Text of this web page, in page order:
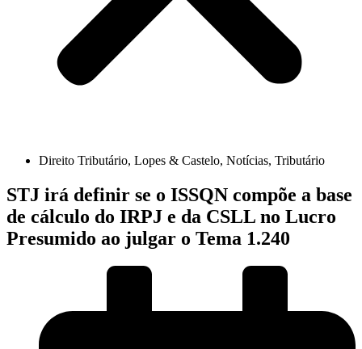
Direito Tributário, Lopes & Castelo, Notícias, Tributário
STJ irá definir se o ISSQN compõe a base
de cálculo do IRPJ e da CSLL no Lucro
Presumido ao julgar o Tema 1.240